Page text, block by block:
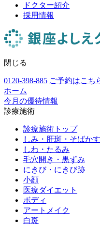
ドクター紹介
採用情報
閉じる
0120-398-885 ご予約はこち
ホーム
今月の優待情報
診療施術
診療施術トップ
しみ・肝斑・そばかす
しわ・たるみ
毛穴開き・黒ずみ
にきび・にきび跡
小顔
医療ダイエット
ボディ
アートメイク
白斑